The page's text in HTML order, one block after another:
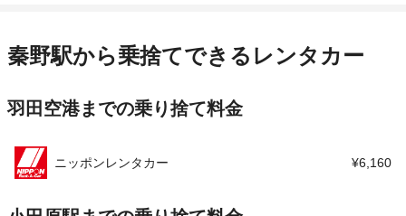
アクセス 秦野駅より徒歩で約3分（送迎なし）
店舗詳細 店舗詳細ページはこちら
秦野駅から乗捨てできるレンタカー
羽田空港までの乗り捨て料金
ニッポンレンタカー ¥6,160